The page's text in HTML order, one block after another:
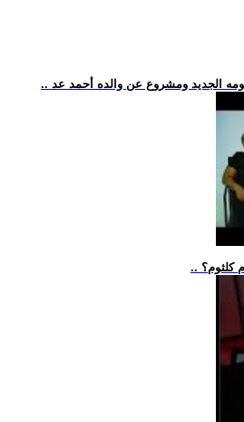
الجديد ومشروع عن والده أحمد عد
كلثوم؟